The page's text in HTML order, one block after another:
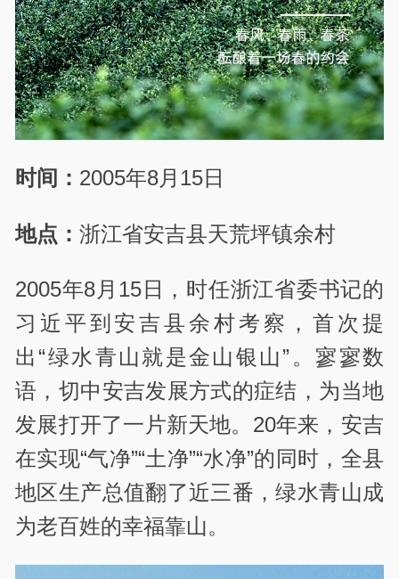
时间： 2005年8月15日
地点：浙江省安吉县天荒坪镇余村
2005年8月15日，时任浙江省委书记的
习近平到安吉县余村考察，首次提
出“绿水青山就是金山银山”。寥寥数
语，切中安吉发展方式的症结，为当地
发展打开了一片新天地。20年来，安吉
在实现“气净”“土净”“水净”的同时，全县
地区生产总值翻了近三番，绿水青山成
为老百姓的幸福靠山。